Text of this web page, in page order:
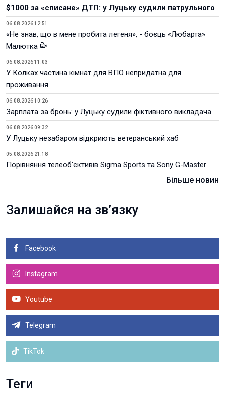
$1000 за «списане» ДТП: у Луцьку судили патрульного
06.08.2026 12:51
«Не знав, що в мене пробита легеня», - боєць «Любарта»
Малютка
06.08.2026 11:03
У Колках частина кімнат для ВПО непридатна для
проживання
06.08.2026 10:26
Зарплата за бронь: у Луцьку судили фіктивного викладача
06.08.2026 09:32
У Луцьку незабаром відкриють ветеранський хаб
05.08.2026 21:18
Порівняння телеоб'єктивів Sigma Sports та Sony G-Master
Більше новин
Залишайся на зв’язку
Facebook
Instagram
Youtube
Telegram
TikTok
Теги